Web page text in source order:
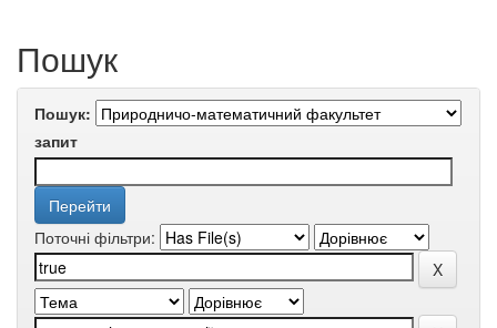
Пошук
Пошук:
запит
Поточні фільтри: